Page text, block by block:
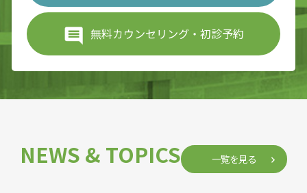
無料カウンセリング・初診予約
NEWS & TOPICS 一覧を見る